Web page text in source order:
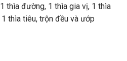
1 thìa đường, 1 thìa gia vị, 1 thìa
1 thìa tiêu, trộn đều và ướp